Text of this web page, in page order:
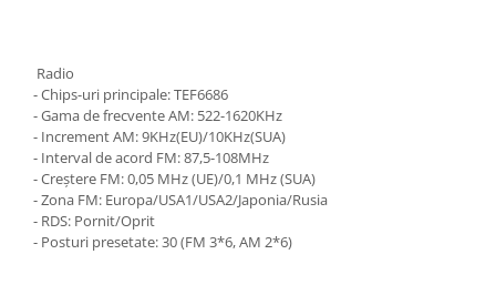
Radio
- Chips-uri principale: TEF6686
- Gama de frecvente AM: 522-1620KHz
- Increment AM: 9KHz(EU)/10KHz(SUA)
- Interval de acord FM: 87,5-108MHz
- Creștere FM: 0,05 MHz (UE)/0,1 MHz (SUA)
- Zona FM: Europa/USA1/USA2/Japonia/Rusia
- RDS: Pornit/Oprit
- Posturi presetate: 30 (FM 3*6, AM 2*6)